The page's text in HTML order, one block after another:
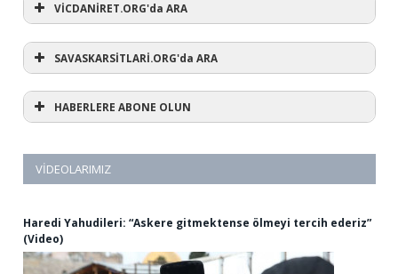
VİCDANİRET.ORG'da ARA
SAVASKARSİTLARİ.ORG'da ARA
HABERLERE ABONE OLUN
VIDEOLARIMIZ
Haredi Yahudileri: “Askere gitmektense ölmeyi tercih ederiz”
(Video)